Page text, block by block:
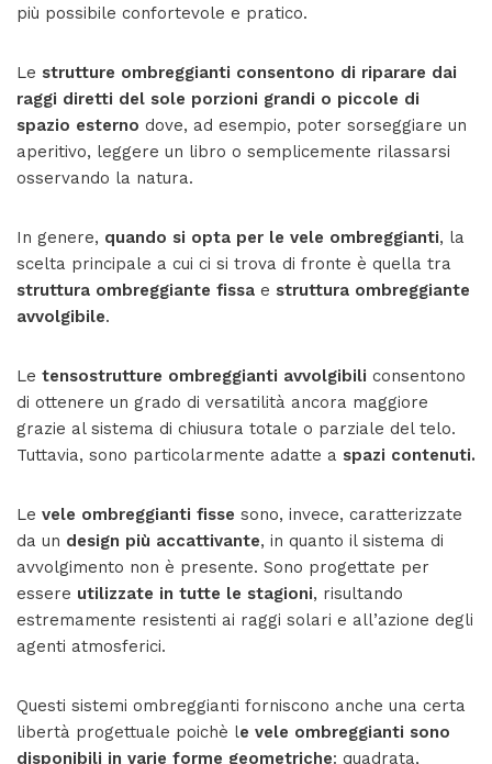
più possibile confortevole e pratico.
Le strutture ombreggianti consentono di riparare dai
raggi diretti del sole porzioni grandi o piccole di
spazio esterno dove, ad esempio, poter sorseggiare un
aperitivo, leggere un libro o semplicemente rilassarsi
osservando la natura.
In genere, quando si opta per le vele ombreggianti, la
scelta principale a cui ci si trova di fronte è quella tra
struttura ombreggiante fissa e struttura ombreggiante
avvolgibile.
Le tensostrutture ombreggianti avvolgibili consentono
di ottenere un grado di versatilità ancora maggiore
grazie al sistema di chiusura totale o parziale del telo.
Tuttavia, sono particolarmente adatte a spazi contenuti.
Le vele ombreggianti fisse sono, invece, caratterizzate
da un design più accattivante, in quanto il sistema di
avvolgimento non è presente. Sono progettate per
essere utilizzate in tutte le stagioni, risultando
estremamente resistenti ai raggi solari e all’azione degli
agenti atmosferici.
Questi sistemi ombreggianti forniscono anche una certa
libertà progettuale poichè le vele ombreggianti sono
disponibili in varie forme geometriche: quadrata,